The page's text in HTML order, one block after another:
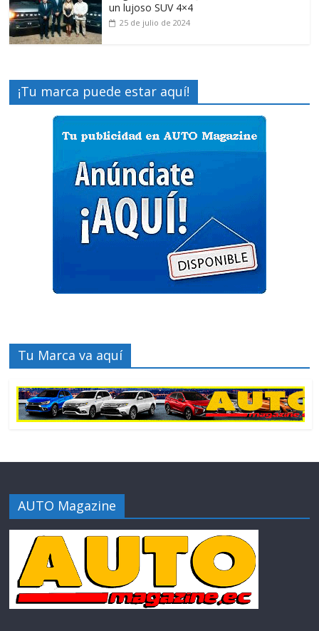
un lujoso SUV 4×4
25 de julio de 2024
¡Tu marca puede estar aquí!
Tu Marca va aquí
AUTO Magazine